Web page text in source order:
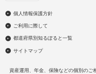
個人情報保護方針
ご利用に際して
都道府県別知るぽると一覧
サイトマップ
資産運用、年金、保険などの個別のご